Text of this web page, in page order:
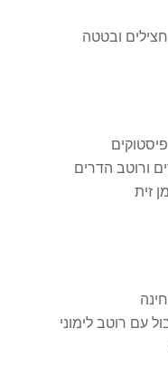
ובטטה
ורוטב הדרים
זית
עם רוטב לימוני